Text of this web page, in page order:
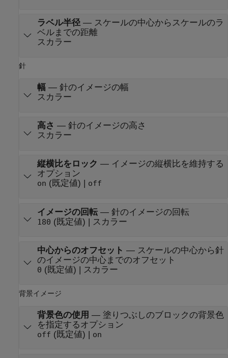
ラベル半径— スケールの中心からスケールのラ
ベルまでの距離
スカラー
針
幅— 針のイメージの幅
スカラー
高さ — 針のイメージの高さ
スカラー
縦横比をロック — イメージの縦横比を維持する
オプション
on (既定値) | off
イメージの回転— 針のイメージの回転
180 (既定値) | スカラー
中心からのオフセット — スケールの中心から針
のイメージの中心までのオフセット
0 (既定値) | スカラー
背景イメージ
背景色の使用 — 塗りつぶしのブロックの背景色
を指定するオプション
off (既定値) | on